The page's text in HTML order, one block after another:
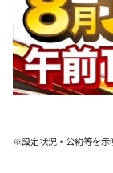
※設定状況・公約等を示